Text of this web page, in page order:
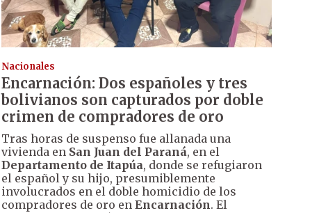
Nacionales
Encarnación: Dos españoles y tres
bolivianos son capturados por doble
crimen de compradores de oro
Tras horas de suspenso fue allanada una
vivienda en San Juan del Paraná, en el
Departamento de Itapúa, donde se refugiaron
el español y su hijo, presumiblemente
involucrados en el doble homicidio de los
compradores de oro en Encarnación. El